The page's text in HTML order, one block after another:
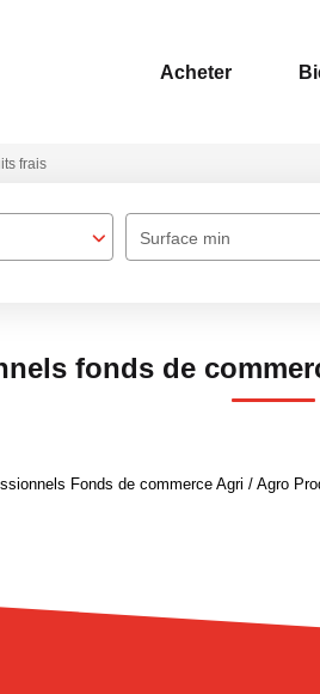
Acheter
frais
Surface min
fonds de
Fonds de commerce Agri / Agro